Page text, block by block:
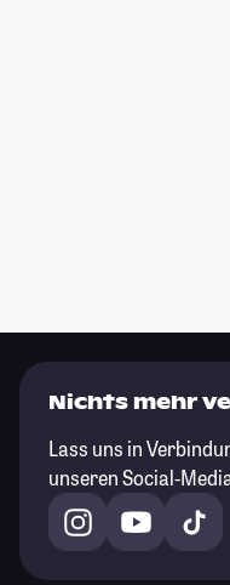
Nichts mehr
Lass uns in
unseren Social-